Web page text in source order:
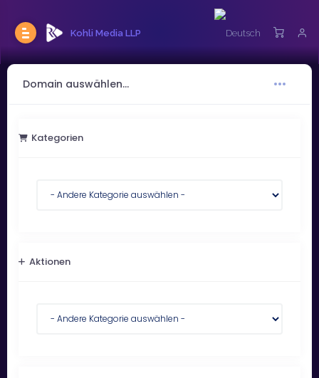
Kohli Media LLP
Domain auswählen...
Kategorien
Aktionen